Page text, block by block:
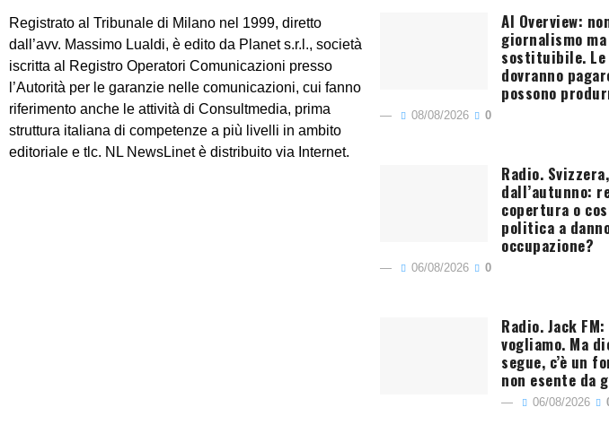
Registrato al Tribunale di Milano nel 1999, diretto
dall’avv. Massimo Lualdi, è edito da Planet s.r.l., società
iscritta al Registro Operatori Comunicazioni presso
l’Autorità per le garanzie nelle comunicazioni, cui fanno
riferimento anche le attività di Consultmedia, prima
struttura italiana di competenze a più livelli in ambito
editoriale e tlc. NL NewsLinet è distribuito via Internet.
AI Overview:
giornalismo
sostituibile.
dovranno
possono
08/08/2026 0
Radio.
dall’autunno:
copertura o
politica a
occupazione?
06/08/2026 0
Radio. Jack
vogliamo. Ma
segue, c’è un
non esente da
06/08/2026